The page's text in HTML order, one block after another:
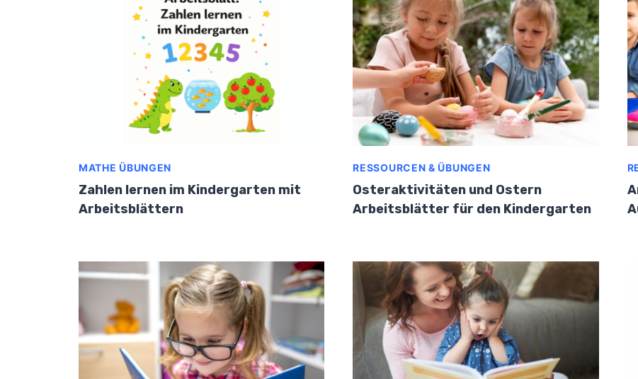
MATHE ÜBUNGEN
Zahlen lernen im Kindergarten mit
Arbeitsblättern
RESSOURCEN & ÜBUNGEN
Osteraktivitäten und Ostern
Arbeitsblätter für den Kindergarten